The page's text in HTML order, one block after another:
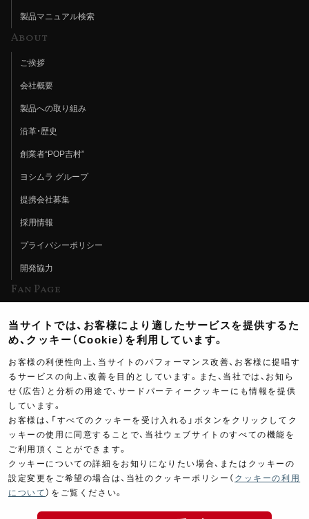
製品マニュアル検索
About
ご挨拶
会社概要
製品への取り組み
沿革・歴史
創業者“POP吉村”
ヨシムラ グループ
提携会社募集
採用情報
プライバシーポリシー
開発協力
Fan Page
ヨシムラTV
イベント情報
イベントスケジュール
ツーリングブレイクタイム
製品ポスター
当サイトでは、お客様により適したサービスを提供するた
め、クッキー（Cookie）を利用しています。
お客様の利便性向上、当サイトのパフォーマンス改善、お客様に提唱す
るサービスの向上、改善を目的としています。また、当社では、お知ら
せ（広告）と分析の用途で、サードパーティークッキーにも情報を提供
しています。
お客様は、「すべてのクッキーを受け入れる」ボタンをクリックしてク
ッキーの使用に同意することで、当社ウェブサイトのすべての機能を
ご利用頂くことができます。
クッキーについての詳細をお知りになりたい場合、またはクッキーの
設定変更をご希望の場合は、当社のクッキーポリシー（ クッキーの利用
について ）をご覧ください。